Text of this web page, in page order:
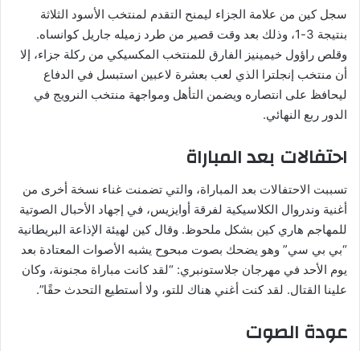
سجل كين من علامة الجزاء ليمنح التقدم لمنتخب الأسود الثلاثة
بنتيجة 3-1، وذلك بعد وقت قصير من طرد زميله جاريل كوانساه.
وقلص راؤول خيمينيز الفارق للمنتخب المكسيكي من ركلة جزاء، إلا
أن منتخب إنجلترا الذي لعب بعشرة لاعبين استبسل في الدفاع
ليحافظ على انتصاره ويضمن التأهل ومواجهة منتخب النرويج في
الدور ربع النهائي.
احتفالات بعد المباراة
تسببت الاحتفالات بعد المباراة، والتي تضمنت غناء نسخة أخرى من
أغنية وندروال الكلاسيكية لفرقة أوايزيس، في إجهاد الأحبال الصوتية
للمهاجم هاري كين بشكل ملحوظ. وقال كين لهيئة الإذاعة البريطانية
“بي بي سي” وهو يضحك بصوت مبحوح يشبه الأصوات المعتادة بعد
يوم الأحد في مهرجان جلاستونبري: “لقد كانت مباراة مجنونة، وكان
علينا القتال. لقد كنت أغني هناك للتو، ولا أستطيع التحدث حقًا”.
عودة الصوت